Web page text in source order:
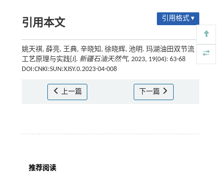
引用本文 引用格式 ▾
姚天祺, 薛亮, 王典, 辛晓知, 徐晓辉, 池明. 玛湖油田双节流
工艺原理与实践[J]. 新疆石油天然气, 2023, 19(04): 63-68
DOI:CNKI:SUN:XJSY.0.2023-04-008
上一篇 下一篇